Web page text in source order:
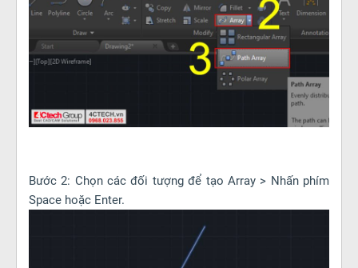
Bước 2: Chọn các đối tượng để tạo Array > Nhấn phím
Space hoặc Enter.